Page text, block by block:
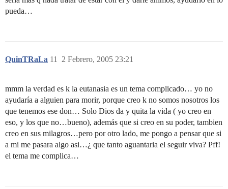
pueda…
QuinTRaLa 2 Febrero, 2005 23:21
11
mmm la verdad es k la eutanasia es un tema complicado… yo no
ayudaría a alguien para morir, porque creo k no somos nosotros los
que tenemos ese don… Solo Dios da y quita la vida ( yo creo en
eso, y los que no…bueno), además que si creo en su poder, tambien
creo en sus milagros…pero por otro lado, me pongo a pensar que si
a mi me pasara algo asi…¿ que tanto aguantaria el seguir viva? Pff!
el tema me complica…